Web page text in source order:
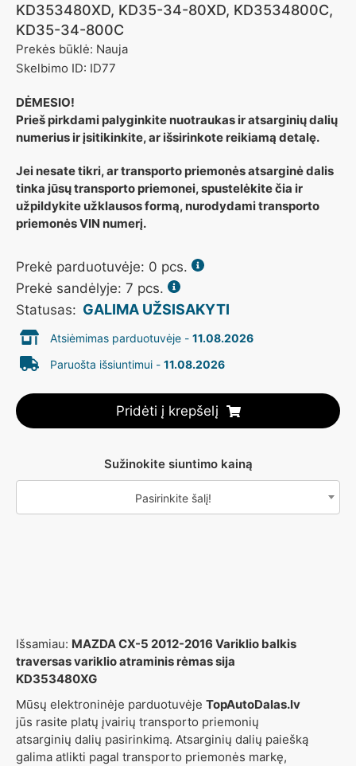
KD353480XD, KD35-34-80XD, KD3534800C,
KD35-34-800C
Prekės būklė: Nauja
Skelbimo ID: ID77
DĖMESIO!
Prieš pirkdami palyginkite nuotraukas ir atsarginių dalių
numerius ir įsitikinkite, ar išsirinkote reikiamą detalę.
Jei nesate tikri, ar transporto priemonės atsarginė dalis
tinka jūsų transporto priemonei, spustelėkite čia ir
užpildykite užklausos formą, nurodydami transporto
priemonės VIN numerį.
Prekė parduotuvėje: 0 pcs.
Prekė sandėlyje: 7 pcs.
Statusas: GALIMA UŽSISAKYTI
Atsiėmimas parduotuvėje - 11.08.2026
Paruošta išsiuntimui - 11.08.2026
Pridėti į krepšelį
Sužinokite siuntimo kainą
Pasirinkite šalį!
Išsamiau: MAZDA CX-5 2012-2016 Variklio balkis
traversas variklio atraminis rėmas sija
KD353480XG
Mūsų elektroninėje parduotuvėje TopAutoDalas.lv
jūs rasite platų įvairių transporto priemonių
atsarginių dalių pasirinkimą. Atsarginių dalių paiešką
galima atlikti pagal transporto priemonės markę,